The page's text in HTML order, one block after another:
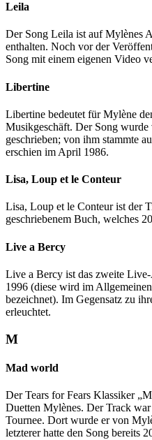
Leila
Der Song Leila ist auf Mylènes
enthalten. Noch vor der
Song mit einem eigenen Video
Libertine
Libertine bedeutet für Mylène
Musikgeschäft. Der Song
geschrieben; von ihm stammte
erschien im April 1986.
Lisa, Loup et le Conteur
Lisa, Loup et le Conteur ist der
geschriebenem Buch, welches
Live a Bercy
Live a Bercy ist das zweite
1996 (diese wird im
bezeichnet). Im Gegensatz zu
erleuchtet.
M
Mad world
Der Tears for Fears Klassiker
Duetten Mylènes. Der Track
Tournee. Dort wurde er von
letzterer hatte den Song bereits